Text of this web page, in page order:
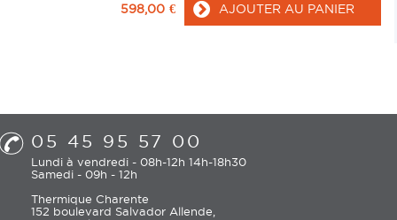
598,00 € AJOUTER AU PANIER
05 45 95 57 00
Lundi à vendredi - 08h-12h 14h-18h30
Samedi - 09h - 12h
Thermique Charente
152 boulevard Salvador Allende,